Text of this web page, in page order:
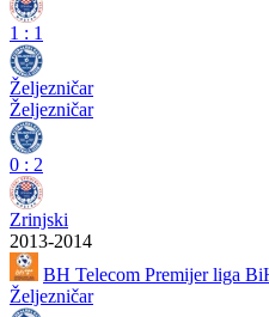
1 : 1
Željezničar
Željezničar
0 : 2
Zrinjski
2013-2014
BH Telecom Premijer liga
Željezničar